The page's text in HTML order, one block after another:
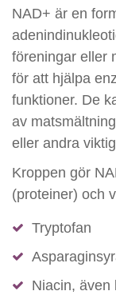
NAD+ är en
föreningar eller
för att hjälpa
funktioner. De
av
eller andra
Kroppen gör
(proteiner) och
Tryptofan
Niacin, även